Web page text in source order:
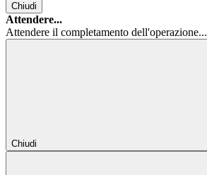
Chiudi
Attendere...
Attendere il completamento dell'operazione...
Chiudi